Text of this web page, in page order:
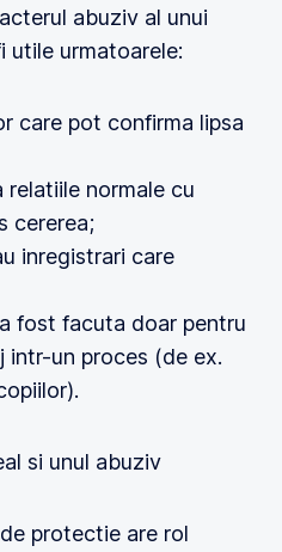
abuziv al unui
urmatoarele:
care pot confirma lipsa
normale cu
cererea;
inregistrari care
fost facuta doar pentru
intr-un proces (de ex.
si unul abuziv
protectie are rol